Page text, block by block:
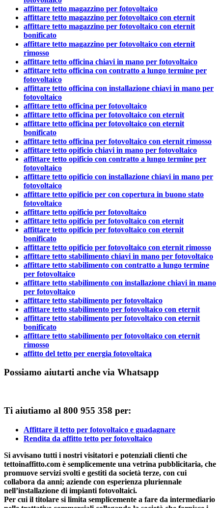
affittare tetto magazzino per fotovoltaico
affittare tetto magazzino per fotovoltaico con eternit
affittare tetto magazzino per fotovoltaico con eternit
bonificato
affittare tetto magazzino per fotovoltaico con eternit
rimosso
affittare tetto officina chiavi in mano per fotovoltaico
affittare tetto officina con contratto a lungo termine per
fotovoltaico
affittare tetto officina con installazione chiavi in mano per
fotovoltaico
affittare tetto officina per fotovoltaico
affittare tetto officina per fotovoltaico con eternit
affittare tetto officina per fotovoltaico con eternit
bonificato
affittare tetto officina per fotovoltaico con eternit rimosso
affittare tetto opificio chiavi in mano per fotovoltaico
affittare tetto opificio con contratto a lungo termine per
fotovoltaico
affittare tetto opificio con installazione chiavi in mano per
fotovoltaico
affittare tetto opificio per con copertura in buono stato
fotovoltaico
affittare tetto opificio per fotovoltaico
affittare tetto opificio per fotovoltaico con eternit
affittare tetto opificio per fotovoltaico con eternit
bonificato
affittare tetto opificio per fotovoltaico con eternit rimosso
affittare tetto stabilimento chiavi in mano per fotovoltaico
affittare tetto stabilimento con contratto a lungo termine
per fotovoltaico
affittare tetto stabilimento con installazione chiavi in mano
per fotovoltaico
affittare tetto stabilimento per fotovoltaico
affittare tetto stabilimento per fotovoltaico con eternit
affittare tetto stabilimento per fotovoltaico con eternit
bonificato
affittare tetto stabilimento per fotovoltaico con eternit
rimosso
affitto del tetto per energia fotovoltaica
Possiamo aiutarti anche via Whatsapp
Ti aiutiamo al 800 955 358 per:
Affittare il tetto per fotovoltaico e guadagnare
Rendita da affitto tetto per fotovoltaico
Si avvisano tutti i nostri visitatori e potenziali clienti che
tettoinaffitto.com è semplicemente una vetrina pubblicitaria, che
promuove servizi svolti e gestiti da società terze, con cui
collabora da anni; aziende con esperienza pluriennale
nell’installazione di impianti fotovoltaici.
Per cui il titolare si limita semplicemente a fare da intermediario